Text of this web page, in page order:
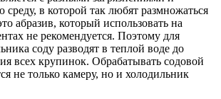
в которой так любят размножаться
абразив, который использовать на
не рекомендуется. Поэтому для
соду разводят в теплой воде до
всех крупинок. Обрабатывать содовой
не только камеру, но и холодильник